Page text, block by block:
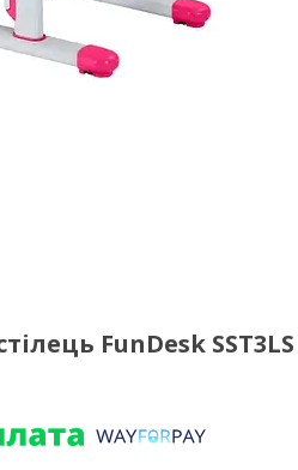
FunDesk